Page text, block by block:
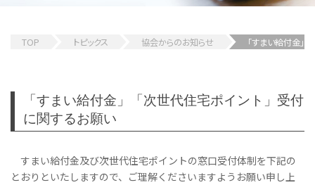
TOP トピックス 協会からのお知らせ 「すまい給付金」
「すまい給付金」「次世代住宅ポイント」受付
に関するお願い
すまい給付金及び次世代住宅ポイントの窓口受付体制を下記の
とおりといたしますので、ご理解くださいますようお願い申し上